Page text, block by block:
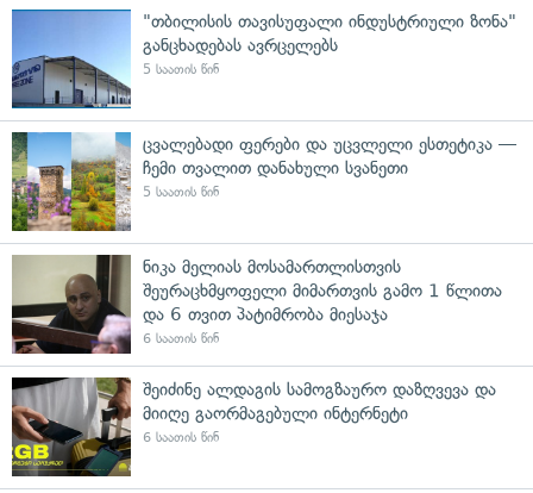
"თბილისის თავისუფალი ინდუსტრიული ზონა"
განცხადებას ავრცელებს
5 საათის წინ
ცვალებადი ფერები და უცვლელი ესთეტიკა —
ჩემი თვალით დანახული სვანეთი
5 საათის წინ
ნიკა მელიას მოსამართლისთვის
შეურაცხმყოფელი მიმართვის გამო 1 წლითა
და 6 თვით პატიმრობა მიესაჯა
6 საათის წინ
შეიძინე ალდაგის სამოგზაურო დაზღვევა და
მიიღე გაორმაგებული ინტერნეტი
6 საათის წინ